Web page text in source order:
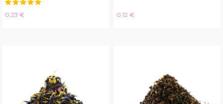
Hinta
0,23 € Hinta
0,12 €